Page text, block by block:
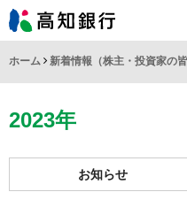
ホーム 新着情報（株主・投資家の皆
2023年
お知らせ